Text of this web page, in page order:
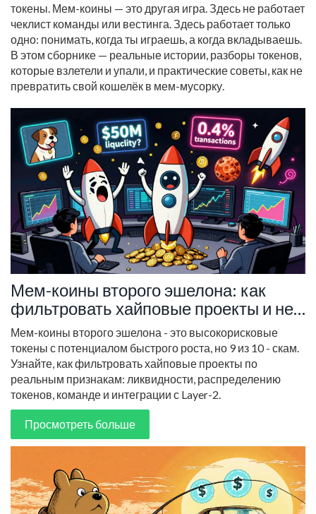
токены. Мем-коины — это другая игра. Здесь не работает
чеклист команды или вестинга. Здесь работает только
одно: понимать, когда ты играешь, а когда вкладываешь.
В этом сборнике — реальные истории, разборы токенов,
которые взлетели и упали, и практические советы, как не
превратить свой кошелёк в мем-мусорку.
Мем-коины второго эшелона: как
фильтровать хайповые проекты и не
остаться без денег
Мем-коины второго эшелона - это высокорисковые
токены с потенциалом быстрого роста, но 9 из 10 - скам.
Узнайте, как фильтровать хайповые проекты по
реальным признакам: ликвидности, распределению
токенов, команде и интеграции с Layer-2.
Просмотреть больше